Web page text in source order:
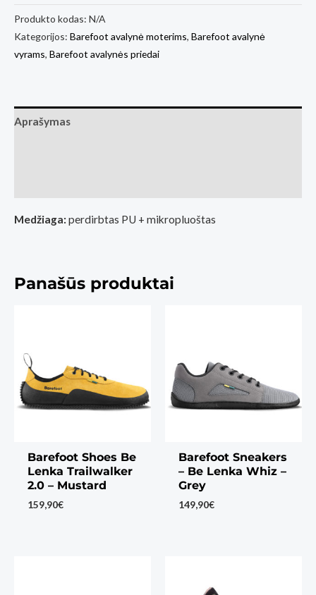
Produkto kodas: N/A
Kategorijos: Barefoot avalynė moterims, Barefoot avalynė
vyrams, Barefoot avalynės priedai
Aprašymas
Medžiaga: perdirbtas PU + mikropluoštas
Panašūs produktai
Barefoot Shoes Be
Lenka Trailwalker
2.0 – Mustard
159,90€
Barefoot Sneakers
– Be Lenka Whiz –
Grey
149,90€